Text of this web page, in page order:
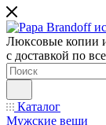
Люксовые копии
с доставкой по
Каталог
Мужские вещи